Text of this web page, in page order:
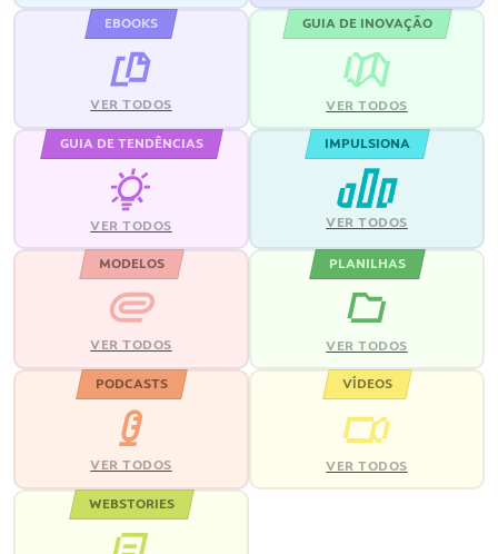
EBOOKS
VER TODOS
GUIA DE INOVAÇÃO
VER TODOS
GUIA DE TENDÊNCIAS
VER TODOS
IMPULSIONA
VER TODOS
MODELOS
VER TODOS
PLANILHAS
VER TODOS
PODCASTS
VER TODOS
VÍDEOS
VER TODOS
WEBSTORIES